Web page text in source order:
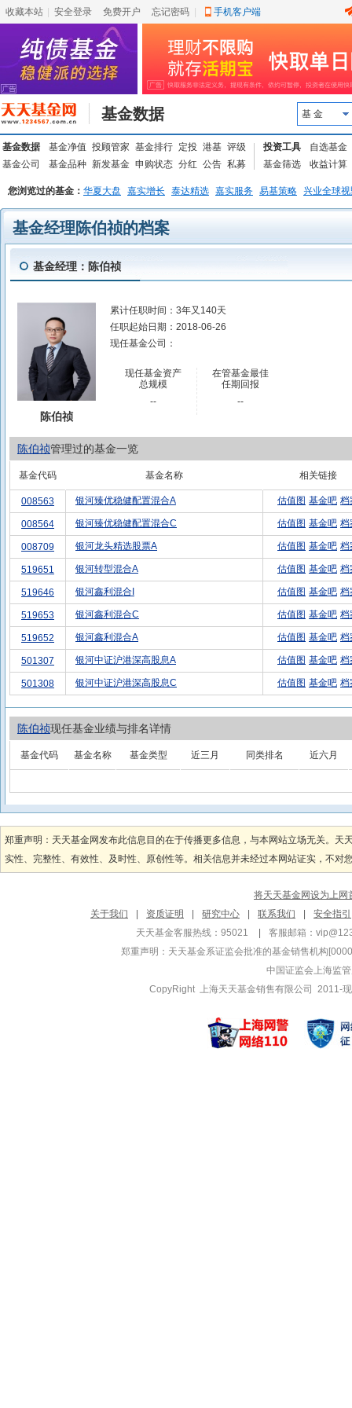
收藏本站 安全登录 免费开户 忘记密码 手机客户端
基金数据 基 金
基金数据 基金净值 投顾管家 基金排行 定投 港基 评级
基金公司
基金品种 新发基金 申购状态 分红 公告 私募
投资工具
自选基金
基金筛选
收益计算
您浏览过的基金： 华夏大盘 嘉实增长 泰达精选 嘉实服务 易基策略 兴业全球
基金经理陈伯祯的档案
基金经理：陈伯祯
陈伯祯
累计任职时间： 3年又140天
任职起始日期： 2018-06-26
现任基金公司：
现任基金资产
总规模
--
在管基金最佳
任期回报
--
陈伯祯管理过的基金一览
基金代码 基金名称 相关链接
008563 银河臻优稳健配置混合A 估值图 基金吧 档
008564 银河臻优稳健配置混合C 估值图 基金吧 档
008709 银河龙头精选股票A 估值图 基金吧 档
519651 银河转型混合A 估值图 基金吧 档
519646 银河鑫利混合I 估值图 基金吧 档
519653 银河鑫利混合C 估值图 基金吧 档
519652 银河鑫利混合A 估值图 基金吧 档
501307 银河中证沪港深高股息A 估值图 基金吧 档
501308 银河中证沪港深高股息C 估值图 基金吧 档
陈伯祯现任基金业绩与排名详情
基金代码 基金名称 基金类型 近三月 同类排名 近六月
郑重声明：天天基金网发布此信息目的在于传播更多信息，与本网站立场无关。
实性、完整性、有效性、及时性、原创性等。相关信息并未经过本网站证实，不
将天天基金网设为上网
关于我们
资质证明 研究中心 联系我们
安全指引
天天基金客服热线：95021
客服邮箱：
郑重声明： 天天基金系证监会批准的基金销售机构
中国证监会上海监
CopyRight 上海天天基金销售有限公司 2011-